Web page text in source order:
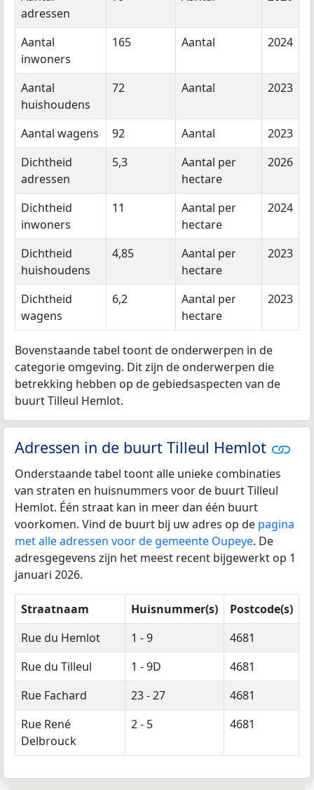
adressen
Aantal
inwoners
165 Aantal 2024
Aantal
huishoudens
72 Aantal 2023
Aantal wagens 92 Aantal
2023
Dichtheid
adressen
5,3
Aantal per
hectare
2026
Dichtheid
inwoners
11
Aantal per
hectare
2024
Dichtheid
huishoudens
4,85
Aantal per
hectare
2023
Dichtheid
wagens
6,2
Aantal per
hectare
2023
Bovenstaande tabel toont de onderwerpen in de
categorie omgeving. Dit zijn de onderwerpen die
betrekking hebben op de gebiedsaspecten van de
buurt Tilleul Hemlot.
Adressen in de buurt Tilleul Hemlot
Onderstaande tabel toont alle unieke combinaties
van straten en huisnummers voor de buurt Tilleul
Hemlot. Één straat kan in meer dan één buurt
voorkomen. Vind de buurt bij uw adres op de pagina
met alle adressen voor de gemeente Oupeye. De
adresgegevens zijn het meest recent bijgewerkt op 1
januari 2026.
Straatnaam Huisnummer(s)
Postcode(s)
Rue du Hemlot
1 - 9
4681
Rue du Tilleul
1 - 9D
4681
Rue Fachard
23 - 27
4681
Rue René
Delbrouck
2 - 5 4681